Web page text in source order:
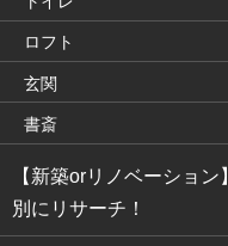
ロフト
玄関
書斎
【新築orリノベーショ
別にリサーチ！